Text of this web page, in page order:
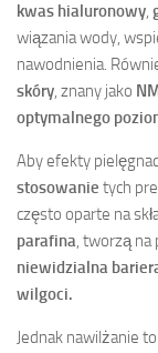
kwas hialuronowy,
wiązania wody,
nawodnienia.
skóry, znany jako
optymalnego
Aby efekty
stosowanie tych
często oparte na
parafina, tworzą na
niewidzialna
wilgoci.
Jednak nawilżanie